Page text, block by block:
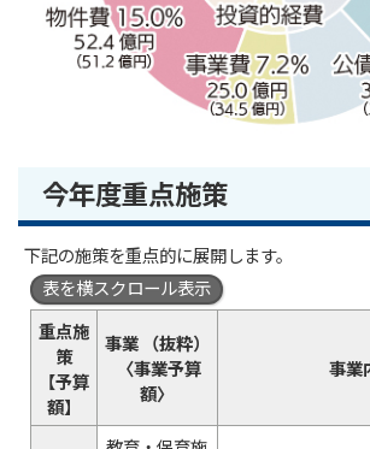
今年度重点施策
下記の施策を重点的に展開します。
表を横スクロール表示
重点施
策
【予算
額】
事業 （抜粋）
〈事業予算
額〉
事業